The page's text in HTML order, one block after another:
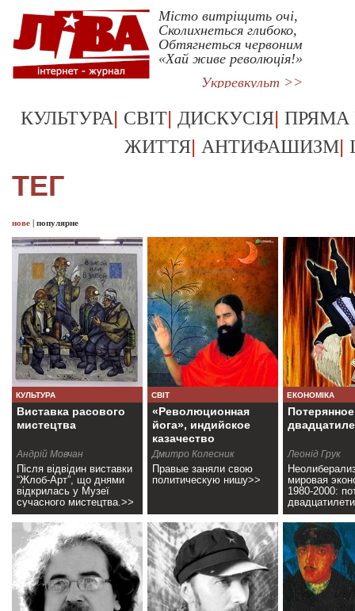
Місто витріщить очі,
Сколихнеться глибоко,
Обтягнеться червоним
«Хай живе революція!»
Укрревкульт >>
КУЛЬТУРА| СВІТ| ДИСКУСІЯ| ПРЯМА
ЖИТТЯ| АНТИФАШИЗМ|
ТЕГ
нове | популярне
КУЛЬТУРА
Виставка расового
мистецтва
Андрій Мовчан
Після відвідин виставки
“Жлоб-Арт”, що днями
відкрилась у Музеї
сучасного мистецтва.>>
СВІТ
«Революционная
йога», индийское
казачество
Дмитро Колесник
Правые заняли свою
политическую нишу>>
ЕКОНОМІКА
Потерянное
Леонід Грук
мировая
1980-2000: